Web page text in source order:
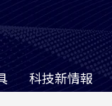
科技新情報